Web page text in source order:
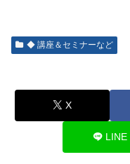
◆ 講座＆セミナーなど
X
LINE